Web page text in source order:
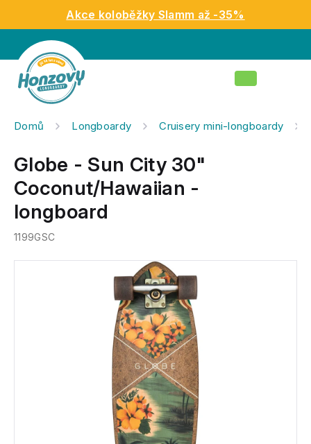
obsah
Akce koloběžky Slamm až -35%
Nákupní
Domů Longboardy Cruisery mini-longboardy
Globe - Sun City 30"
Coconut/Hawaiian -
longboard
1199GSC